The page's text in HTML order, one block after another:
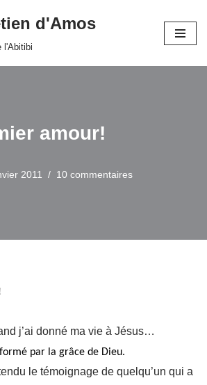
d'Amos
l'Abitibi
amour!
2011 10 commentaires
j’ai donné ma vie à Jésus…
par la grâce de Dieu.
le témoignage de quelqu’un qui a